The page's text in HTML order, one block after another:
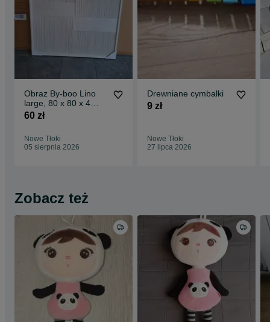
Obraz By-boo Lino
large, 80 x 80 x 4
drewno, sznurek
60 zł
Nowe Tłoki
05 sierpnia 2026
Drewniane cymbalki
9 zł
Nowe Tłoki
27 lipca 2026
Zobacz też